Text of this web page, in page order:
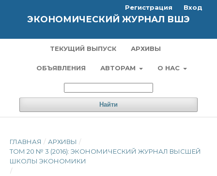
ЭКОНОМИЧЕСКИЙ ЖУРНАЛ ВШЭ
ТЕКУЩИЙ ВЫПУСК АРХИВЫ
ОБЪЯВЛЕНИЯ АВТОРАМ О НАС
Найти
Регистрация Вход
ГЛАВНАЯ / АРХИВЫ /
ТОМ 20 № 3 (2016): ЭКОНОМИЧЕСКИЙ ЖУРНАЛ ВЫСШЕЙ
ШКОЛЫ ЭКОНОМИКИ
/